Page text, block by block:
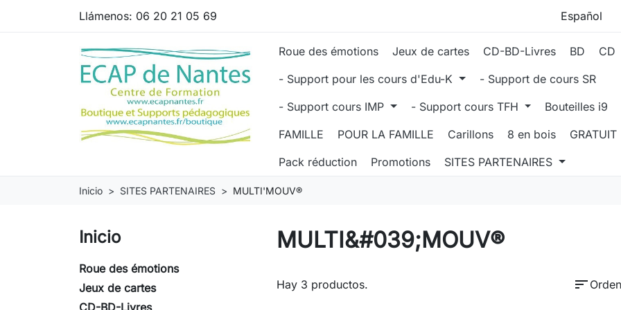
Llámenos: 06 20 21 05 69
Roue des émotions Jeux de cartes CD-BD-Livres BD
CD
- Support pour les cours d'Edu-K
- Support de cours SR
- Support cours IMP
- Support cours TFH
Bouteilles i9
FAMILLE
POUR LA FAMILLE Carillons 8 en bois
GRATUIT
Pack réduction
Promotions SITES PARTENAIRES
Inicio SITES PARTENAIRES MULTI'MOUV®
Inicio
Roue des émotions
Jeux de cartes
CD-BD-Livres
MULTI&#039;MOUV®
Hay 3 productos. sort